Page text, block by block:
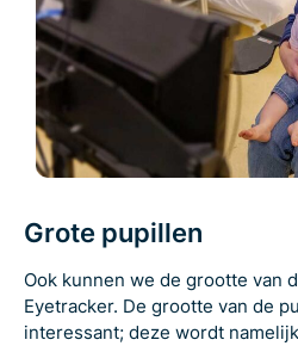
Grote pupillen
Ook kunnen we de grootte van
Eyetracker. De grootte van de
interessant; deze wordt